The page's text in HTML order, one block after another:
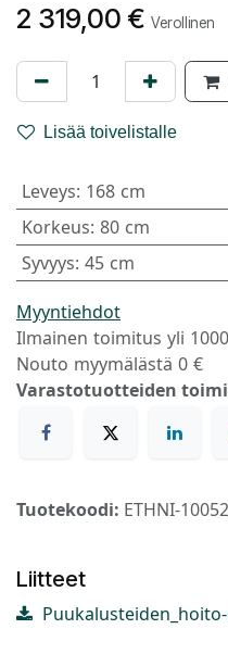
2 319,00 € Verollinen
Lisää toivelistalle
Leveys: 168 cm
Korkeus: 80 cm
Syvyys: 45 cm
Myyntiehdot
Ilmainen toimitus yli
Nouto myymälästä 0 €
Varastotuotteiden
Tuotekoodi: ETHNI-
Liitteet